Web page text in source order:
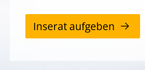
Inserat aufgeben